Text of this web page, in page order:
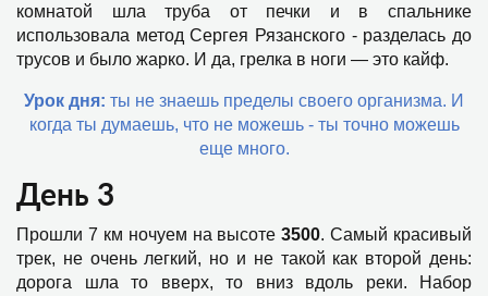
комнатой шла труба от печки и в спальнике
использовала метод Сергея Рязанского - разделась до
трусов и было жарко. И да, грелка в ноги — это кайф.
Урок дня: ты не знаешь пределы своего организма. И
когда ты думаешь, что не можешь - ты точно можешь
еще много.
День 3
Прошли 7 км ночуем на высоте3500. Самый красивый
трек, не очень легкий, но и не такой как второй день:
дорога шла то вверх, то вниз вдоль реки. Набор